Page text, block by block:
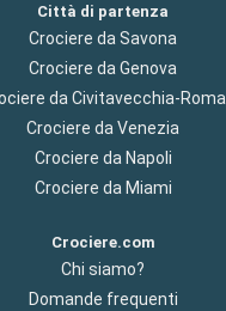
Città di partenza
Crociere da Savona
Crociere da Genova
da Civitavecchia-Roma
Crociere da Venezia
Crociere da Napoli
Crociere da Miami
Crociere.com
Chi siamo?
Domande frequenti